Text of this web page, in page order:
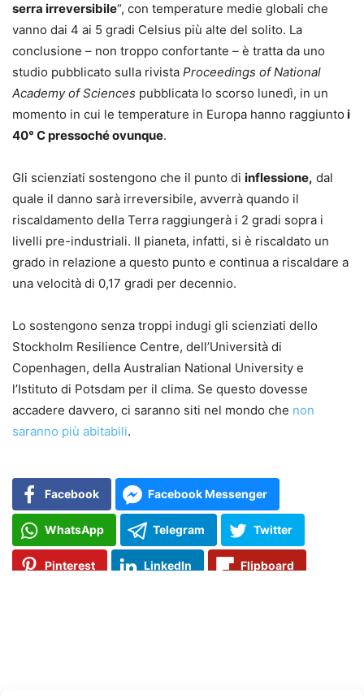
serra irreversibile“, con temperature medie globali che
vanno dai 4 ai 5 gradi Celsius più alte del solito. La
conclusione – non troppo confortante – è tratta da uno
studio pubblicato sulla rivista Proceedings of National
Academy of Sciences pubblicata lo scorso lunedì, in un
momento in cui le temperature in Europa hanno raggiunto i
40° C pressoché ovunque.
Gli scienziati sostengono che il punto di inflessione, dal
quale il danno sarà irreversibile, avverrà quando il
riscaldamento della Terra raggiungerà i 2 gradi sopra i
livelli pre-industriali. Il pianeta, infatti, si è riscaldato un
grado in relazione a questo punto e continua a riscaldare a
una velocità di 0,17 gradi per decennio.
Lo sostengono senza troppi indugi gli scienziati dello
Stockholm Resilience Centre, dell’Università di
Copenhagen, della Australian National University e
l’Istituto di Potsdam per il clima. Se questo dovesse
accadere davvero, ci saranno siti nel mondo che non
saranno più abitabili.
Facebook Facebook Messenger
WhatsApp Telegram Twitter
Pinterest LinkedIn Flipboard